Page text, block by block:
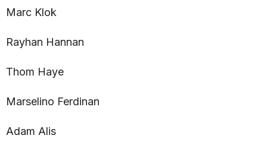
Marc Klok
Rayhan Hannan
Thom Haye
Marselino Ferdinan
Adam Alis